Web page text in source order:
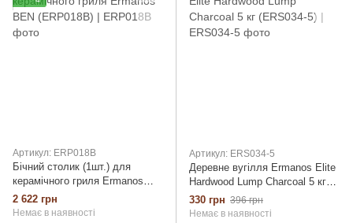
Артикул: ERP018B
Бічний столик (1шт.) для
керамічного гриля Ermanos
BEN (ERP018B)
2 622 грн
Немає в наявності
Артикул: ERS034-5
Деревне вугілля Ermanos Elite
Hardwood Lump Charcoal 5 кг
(ERS034-5)
330 грн 396 грн
Немає в наявності